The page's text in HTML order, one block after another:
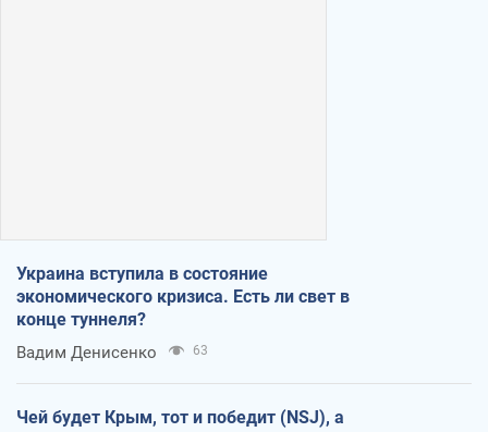
Украина вступила в состояние
экономического кризиса. Есть ли свет в
конце туннеля?
Вадим Денисенко 63
Чей будет Крым, тот и победит (NSJ), а